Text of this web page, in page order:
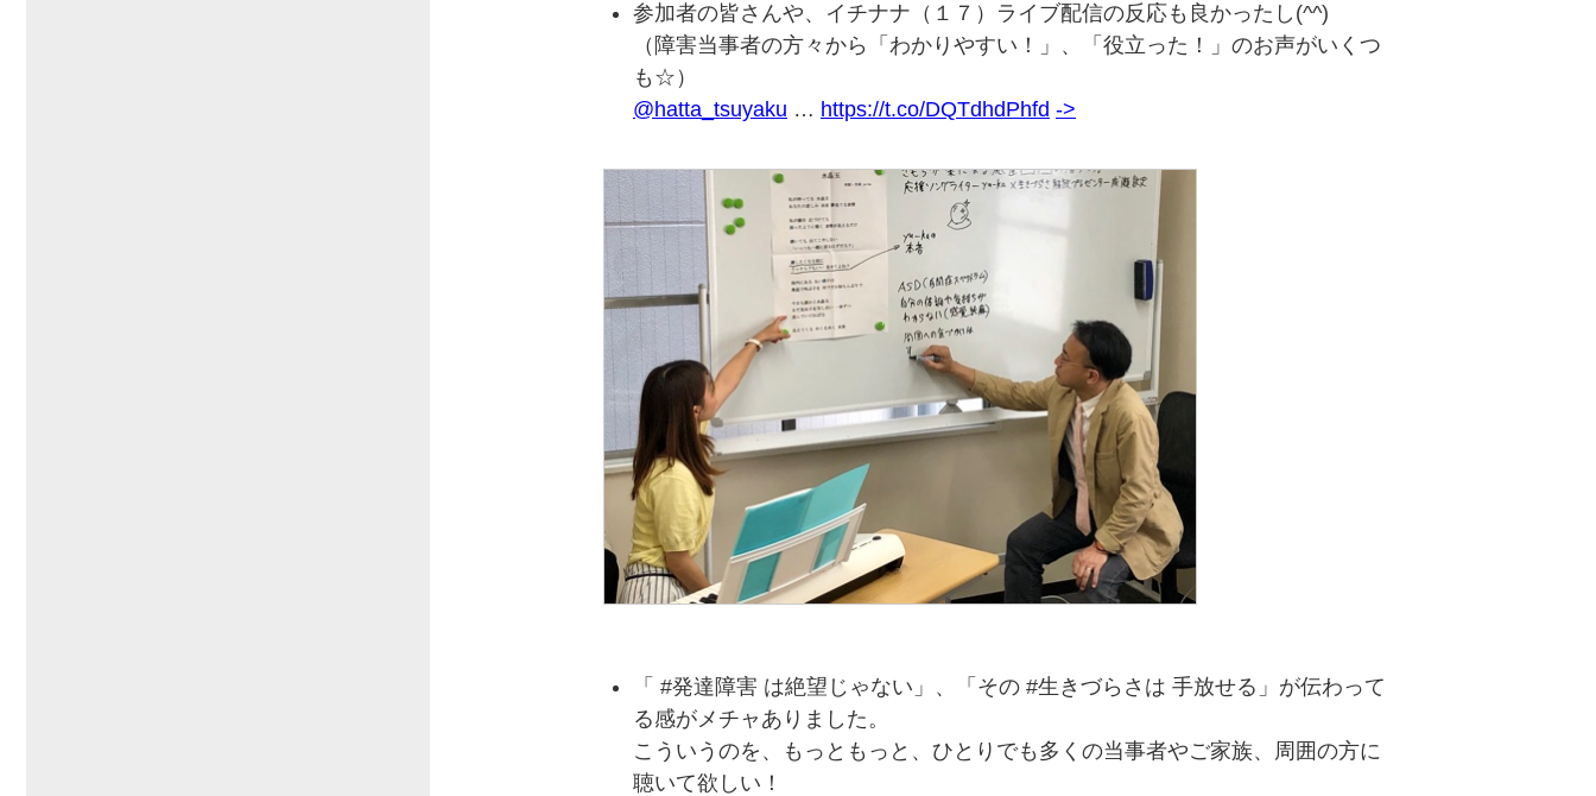
参加者の皆さんや、イチナナ（１７）ライブ配信の反応も良かったし(^^)
（障害当事者の方々から「わかりやすい！」、「役立った！」のお声がいくつ
も☆）
@hatta_tsuyaku … https://t.co/DQTdhdPhfd ->
「 #発達障害 は絶望じゃない」、「その #生きづらさは 手放せる」が伝わって
る感がメチャありました。
こういうのを、もっともっと、ひとりでも多くの当事者やご家族、周囲の方に
聴いて欲しい！